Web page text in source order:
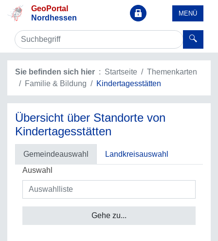
GeoPortal
Nordhessen
MENÜ
Sie befinden sich hier Startseite
Themenkarten
Familie & Bildung
Kindertagesstätten
Übersicht über Standorte von
Kindertagesstätten
Gemeindeauswahl
Landkreisauswahl
Auswahl
Gehe zu...